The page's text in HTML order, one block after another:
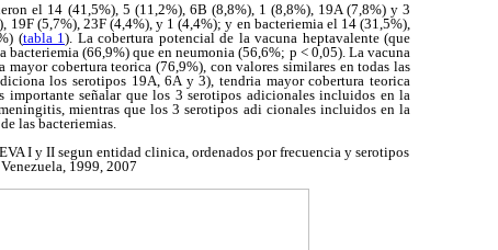
el 14 (41,5%), 5 (11,2%), 6B (8,8%), 1 (8,8%), 19A (7,8%) y 3
(5,7%), 23F (4,4%), y 1 (4,4%); y en bacteriemia el 14 (31,5%),
(tabla 1). La cobertura potencial de la vacuna heptavalente (que
(66,9%) que en neumonia (56,6%; p < 0,05). La vacuna
cobertura teorica (76,9%), con valores similares en todas las
los serotipos 19A, 6A y 3), tendria mayor cobertura teorica
importante señalar que los 3 serotipos adicionales incluidos en la
mientras que los 3 serotipos adi cionales incluidos en la
las bacteriemias.
I y II segun entidad clinica, ordenados por frecuencia y serotipos
1999, 2007